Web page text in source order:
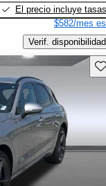
El precio incluye tasas
$582/mes
Verif. disponibilidad